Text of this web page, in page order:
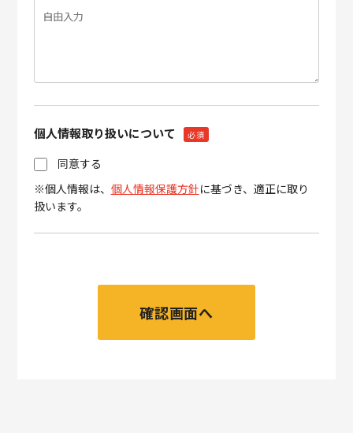
個人情報取り扱いについて 必須
同意する
※個人情報は、 個人情報保護方針に基づき、適正に取り
扱います。
確認画面へ